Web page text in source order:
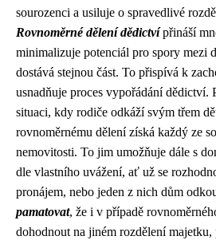
sourozenci a usiluje o spravedlivé
Rovnoměrné dělení dědictvípřináší
minimalizuje potenciál pro spory mezi
dostává stejnou část. To přispívá k
usnadňuje proces vypořádání dědictví.
situaci, kdy rodiče odkáží svým třem
rovnoměrnému dělení získá každý ze
nemovitosti. To jim umožňuje dále s
dle vlastního uvážení, ať už se
pronájem, nebo jeden z nich dům
pamatovat, že i v případě
dohodnout na jiném rozdělení